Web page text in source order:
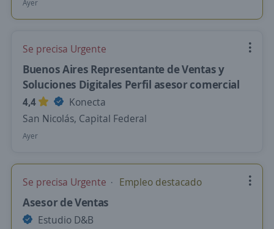
Ayer
Se precisa Urgente
Buenos Aires Representante de Ventas y
Soluciones Digitales Perfil asesor comercial
4,4
Konecta
San Nicolás, Capital Federal
Ayer
Se precisa Urgente Empleo destacado
Asesor de Ventas
Estudio D&B